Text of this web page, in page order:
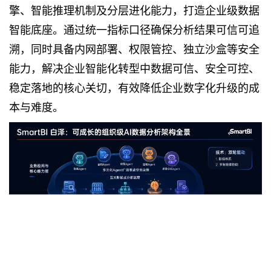
擎、智能推理机制及分层进化能力，打造企业级数据
智能底座。通过统一指标口径确保分析结果可信可追
溯，同时具备内网部署、权限管控、独立沙盒等安全
能力，解决企业智能化转型中数据可信、安全可控、
稳定落地的核心关切，有效降低企业数字化升级的成
本与难度。